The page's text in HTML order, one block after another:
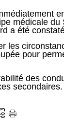
médicale du
a été
les
pour
des
secondaires.